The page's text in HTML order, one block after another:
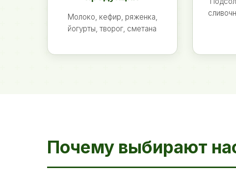
Молоко, кефир, ряженка,
йогурты, творог, сметана
Почему выбирают